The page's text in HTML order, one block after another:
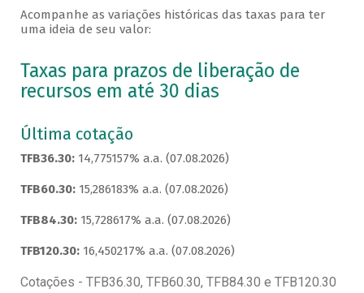
Acompanhe as variações históricas das taxas para ter
uma ideia de seu valor:
Taxas para prazos de liberação de
recursos em até 30 dias
Última cotação
TFB36.30: 14,775157% a.a. (07.08.2026)
TFB60.30: 15,286183% a.a. (07.08.2026)
TFB84.30: 15,728617% a.a. (07.08.2026)
TFB120.30: 16,450217% a.a. (07.08.2026)
Cotações - TFB36.30, TFB60.30, TFB84.30 e TFB120.30